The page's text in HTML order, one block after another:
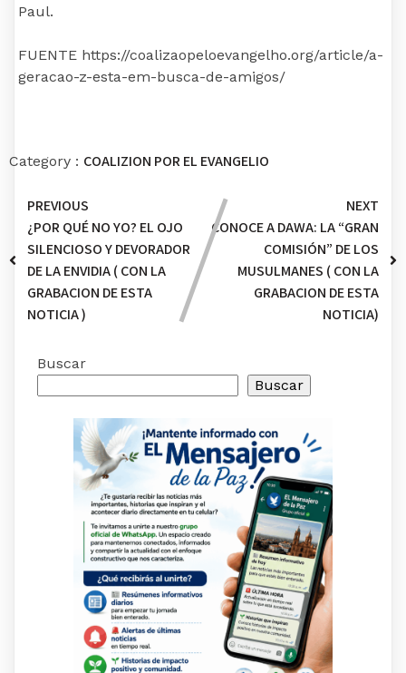
Paul.
FUENTE https://coalizaopeloevangelho.org/article/a-
geracao-z-esta-em-busca-de-amigos/
Category : COALIZION POR EL EVANGELIO
PREVIOUS
¿POR QUÉ NO YO? EL OJO
SILENCIOSO Y DEVORADOR
DE LA ENVIDIA ( CON LA
GRABACION DE ESTA
NOTICIA )
NEXT
CONOCE A DAWA: LA “GRAN
COMISIÓN” DE LOS
MUSULMANES ( CON LA
GRABACION DE ESTA
NOTICIA)
Buscar
Buscar